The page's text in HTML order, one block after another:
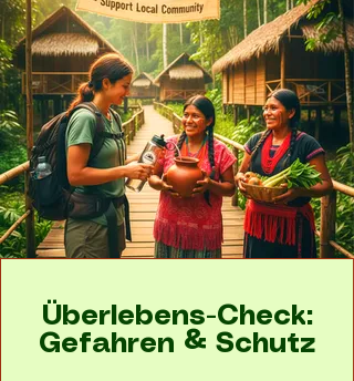
Überlebens-Check:
Gefahren & Schutz